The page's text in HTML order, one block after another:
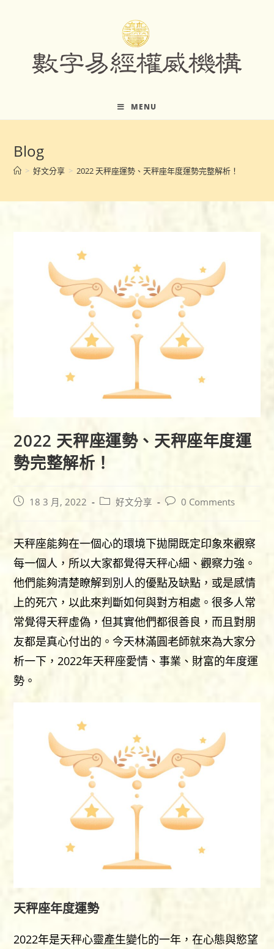
MENU
Blog
> 好文分享 > 2022 天秤座運勢、天秤座年度運勢完整解析！
2022 天秤座運勢、天秤座年度運
勢完整解析！
Post18 3 月, 2022
Post好文分享
Post0 Comments
天秤座能夠在一個心的環境下拋開既定印象來觀察
每一個人，所以大家都覺得天秤心細、觀察力強。
他們能夠清楚瞭解到別人的優點及缺點，或是感情
上的死穴，以此來判斷如何與對方相處。很多人常
常覺得天秤虛偽，但其實他們都很善良，而且對朋
友都是真心付出的。今天林滿圓老師就來為大家分
析一下，2022年天秤座愛情、事業、財富的年度運
勢。
天秤座年度運勢
2022年是天秤心靈產生變化的一年，在心態與慾望